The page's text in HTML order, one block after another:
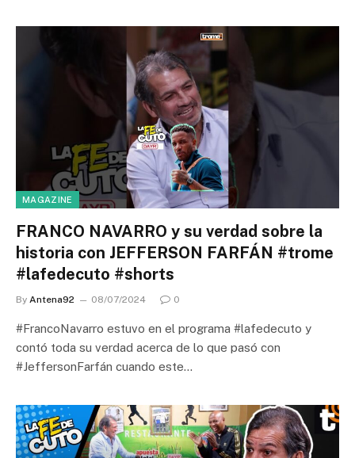
MAGAZINE
FRANCO NAVARRO y su verdad sobre la
historia con JEFFERSON FARFÁN #trome
#lafedecuto #shorts
By Antena92 08/07/2024 0
#FrancoNavarro estuvo en el programa #lafedecuto y
contó toda su verdad acerca de lo que pasó con
#JeffersonFarfán cuando este…